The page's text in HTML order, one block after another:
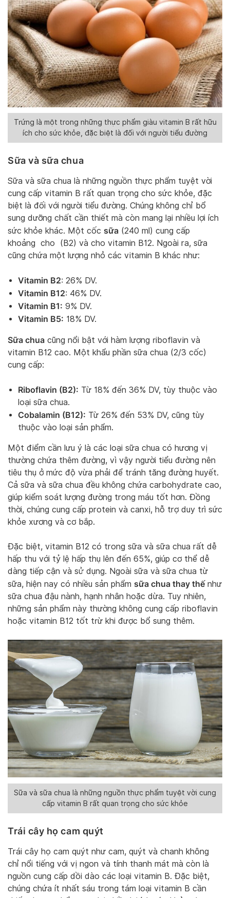
Trứng là một trong những thực phẩm giàu vitamin B rất hữu
ích cho sức khỏe, đặc biệt là đối với người tiểu đường
Sữa và sữa chua
Sữa và sữa chua là những nguồn thực phẩm tuyệt vời
cung cấp vitamin B rất quan trọng cho sức khỏe, đặc
biệt là đối với người tiểu đường. Chúng không chỉ bổ
sung dưỡng chất cần thiết mà còn mang lại nhiều lợi ích
sức khỏe khác. Một cốc sữa (240 ml) cung cấp
khoảng cho (B2) và cho vitamin B12. Ngoài ra, sữa
cũng chứa một lượng nhỏ các vitamin B khác như:
Vitamin B2: 26% DV.
Vitamin B12: 46% DV.
Vitamin B1: 9% DV.
Vitamin B5: 18% DV.
Sữa chua cũng nổi bật với hàm lượng riboflavin và
vitamin B12 cao. Một khẩu phần sữa chua (2/3 cốc)
cung cấp:
Riboflavin (B2): Từ 18% đến 36% DV, tùy thuộc vào
loại sữa chua.
Cobalamin (B12): Từ 26% đến 53% DV, cũng tùy
thuộc vào loại sản phẩm.
Một điểm cần lưu ý là các loại sữa chua có hương vị
thường chứa thêm đường, vì vậy người tiểu đường nên
tiêu thụ ở mức độ vừa phải để tránh tăng đường huyết.
Cả sữa và sữa chua đều không chứa carbohydrate cao,
giúp kiểm soát lượng đường trong máu tốt hơn. Đồng
thời, chúng cung cấp protein và canxi, hỗ trợ duy trì sức
khỏe xương và cơ bắp.
Đặc biệt, vitamin B12 có trong sữa và sữa chua rất dễ
hấp thu với tỷ lệ hấp thụ lên đến 65%, giúp cơ thể dễ
dàng tiếp cận và sử dụng. Ngoài sữa và sữa chua từ
sữa, hiện nay có nhiều sản phẩm sữa chua thay thếnhư
sữa chua đậu nành, hạnh nhân hoặc dừa. Tuy nhiên,
những sản phẩm này thường không cung cấp riboflavin
hoặc vitamin B12 tốt trừ khi được bổ sung thêm.
Sữa và sữa chua là những nguồn thực phẩm tuyệt vời cung
cấp vitamin B rất quan trọng cho sức khỏe
Trái cây họ cam quýt
Trái cây họ cam quýt như cam, quýt và chanh không
chỉ nổi tiếng với vị ngon và tính thanh mát mà còn là
nguồn cung cấp dồi dào các loại vitamin B. Đặc biệt,
chúng chứa ít nhất sáu trong tám loại vitamin B cần